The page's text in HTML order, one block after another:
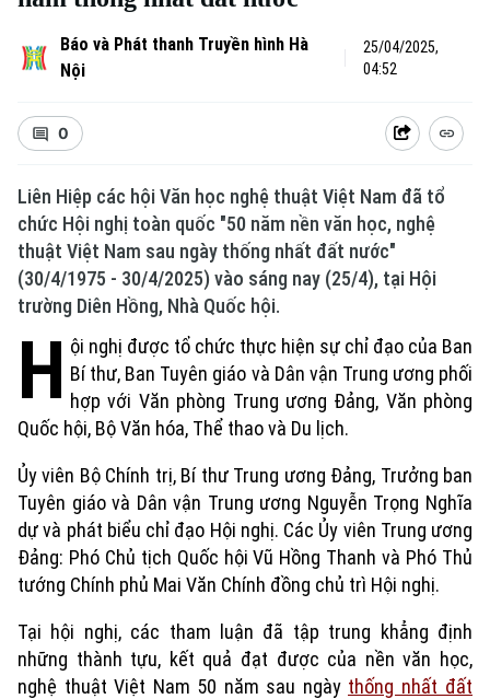
Báo và Phát thanh Truyền hình Hà
Nội
25/04/2025,
04:52
0
Liên Hiệp các hội Văn học nghệ thuật Việt Nam đã tổ
chức Hội nghị toàn quốc "50 năm nền văn học, nghệ
thuật Việt Nam sau ngày thống nhất đất nước"
(30/4/1975 - 30/4/2025) vào sáng nay (25/4), tại Hội
trường Diên Hồng, Nhà Quốc hội.
H ội nghị được tổ chức thực hiện sự chỉ đạo của Ban
Bí thư, Ban Tuyên giáo và Dân vận Trung ương phối
hợp với Văn phòng Trung ương Đảng, Văn phòng
Quốc hội, Bộ Văn hóa, Thể thao và Du lịch.
Ủy viên Bộ Chính trị, Bí thư Trung ương Đảng, Trưởng ban
Tuyên giáo và Dân vận Trung ương Nguyễn Trọng Nghĩa
dự và phát biểu chỉ đạo Hội nghị. Các Ủy viên Trung ương
Đảng: Phó Chủ tịch Quốc hội Vũ Hồng Thanh và Phó Thủ
tướng Chính phủ Mai Văn Chính đồng chủ trì Hội nghị.
Tại hội nghị, các tham luận đã tập trung khẳng định
những thành tựu, kết quả đạt được của nền văn học,
nghệ thuật Việt Nam 50 năm sau ngày thống nhất đất